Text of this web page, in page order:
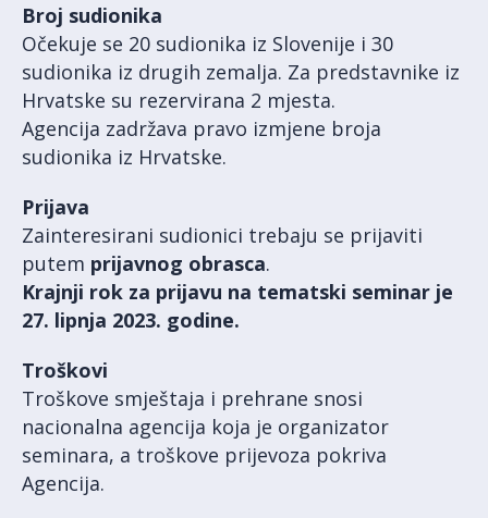
Broj sudionika
Očekuje se 20 sudionika iz Slovenije i 30
sudionika iz drugih zemalja. Za predstavnike iz
Hrvatske su rezervirana 2 mjesta.
Agencija zadržava pravo izmjene broja
sudionika iz Hrvatske.
Prijava
Zainteresirani sudionici trebaju se prijaviti
putem prijavnog obrasca.
Krajnji rok za prijavu na tematski seminar je
27. lipnja 2023. godine.
Troškovi
Troškove smještaja i prehrane snosi
nacionalna agencija koja je organizator
seminara, a troškove prijevoza pokriva
Agencija.